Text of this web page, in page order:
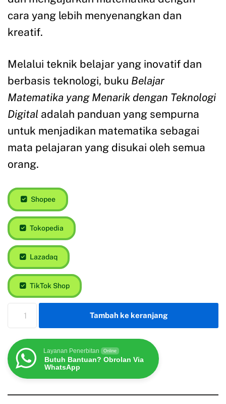
cara yang lebih menyenangkan dan
kreatif.
Melalui teknik belajar yang inovatif dan
berbasis teknologi, buku Belajar
Matematika yang Menarik dengan Teknologi
Digital adalah panduan yang sempurna
untuk menjadikan matematika sebagai
mata pelajaran yang disukai oleh semua
orang.
Shopee
Tokopedia
Lazadaq
TikTok Shop
Tambah ke keranjang
Layanan Penerbitan Online
Butuh Bantuan? Obrolan Via
WhatsApp